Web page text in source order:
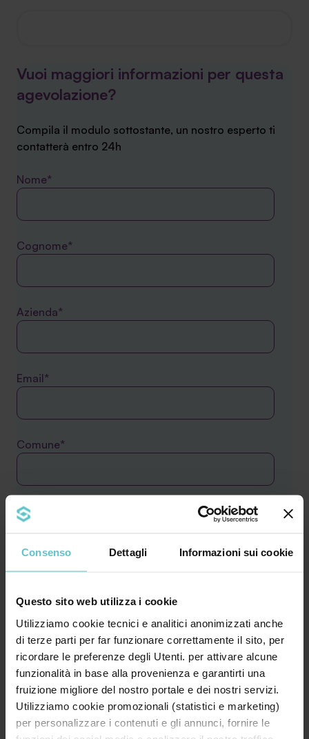
Consenso Dettagli Informazioni sui cookie
Questo sito web utilizza i cookie
Utilizziamo cookie tecnici e analitici anonimizzati anche
di terze parti per far funzionare correttamente il sito, per
ricordare le preferenze degli Utenti. per attivare alcune
funzionalità in base alla provenienza e garantirti una
fruizione migliore del nostro portale e dei nostri servizi.
Utilizziamo cookie promozionali (statistici e marketing)
per personalizzare i contenuti e gli annunci, fornire le
Vuoi maggiori informazioni per questa
agevolazione?
Compila il modulo sottostante, un nostro esperto ti
contatterà entro 24h
Nome*
Cognome*
Azienda*
Email*
Comune*
Telefono*